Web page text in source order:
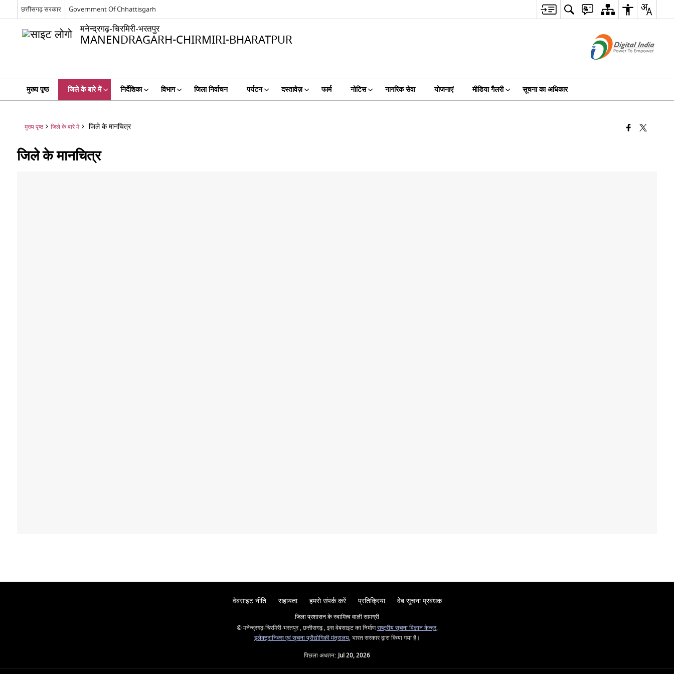
छत्तीसगढ़ सरकार Government Of Chhattisgarh
मनेन्द्रगढ़-चिरमिरी-भरतपुर
MANENDRAGARH-CHIRMIRI-BHARATPUR
मुख्य पृष्ठ जिले के बारे में निर्देशिका विभाग जिला निर्वाचन पर्यटन दस्तावेज़ फार्म नोटिस नागरिक सेवा योजनाएं मीडिया गैलरी सूचना का अधिकार
मुख्य पृष्ठ जिले के बारे में जिले के मानचित्र
जिले के मानचित्र
वेबसाइट नीति सहायता हमसे संपर्क करें प्रतिक्रिया वेब सूचना प्रबंधक
जिला प्रशासन के स्वामित्व वाली सामग्री
© मनेन्द्रगढ़-चिरमिरी-भरतपुर , छत्तीसगढ़ , इस वेबसाइट का निर्माणराष्ट्रीय सूचना विज्ञान केन्द्र,
इलेक्ट्रानिक्स एवं सूचना प्रौद्योगिकी मंत्रालय, भारत सरकार द्वारा किया गया है।
पिछला अधतन:Jul 20, 2026